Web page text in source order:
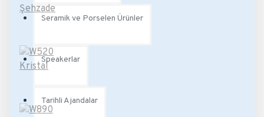
Seramik ve Porselen Ürünler
Speakerlar
Tarihli Ajandalar